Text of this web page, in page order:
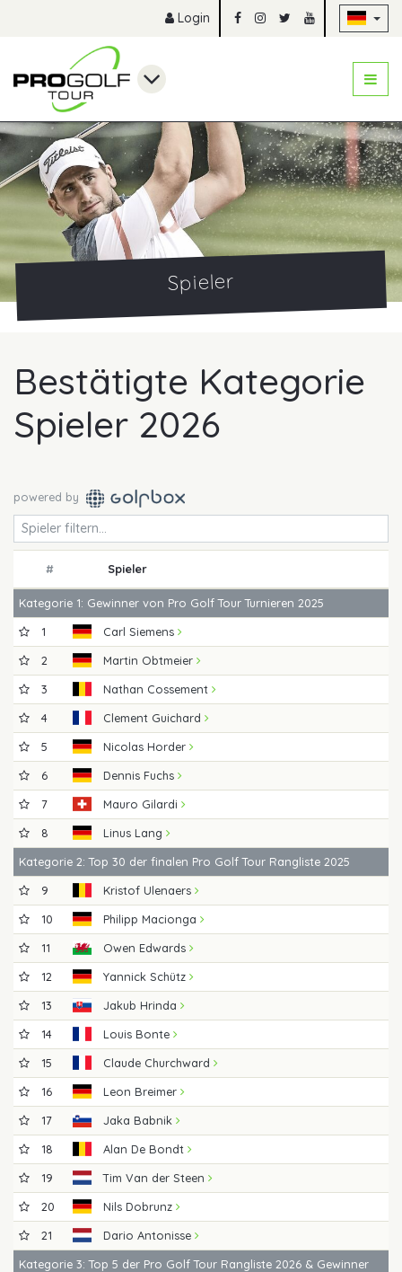
Login
Spieler
Bestätigte Kategorie
Spieler 2026
powered by
# Spieler
Kategorie 1: Gewinner von Pro Golf Tour Turnieren 2025
1
Carl Siemens
2
Martin Obtmeier
3
Nathan Cossement
4
Clement Guichard
5
Nicolas Horder
6
Dennis Fuchs
7
Mauro Gilardi
8
Linus Lang
Kategorie 2: Top 30 der finalen Pro Golf Tour Rangliste 2025
9
Kristof Ulenaers
10
Philipp Macionga
11
Owen Edwards
12
Yannick Schütz
13
Jakub Hrinda
14
Louis Bonte
15
Claude Churchward
16
Leon Breimer
17
Jaka Babnik
18
Alan De Bondt
19
Tim Van der Steen
20
Nils Dobrunz
21
Dario Antonisse
Kategorie 3: Top 5 der Pro Golf Tour Rangliste 2026 & Gewinner